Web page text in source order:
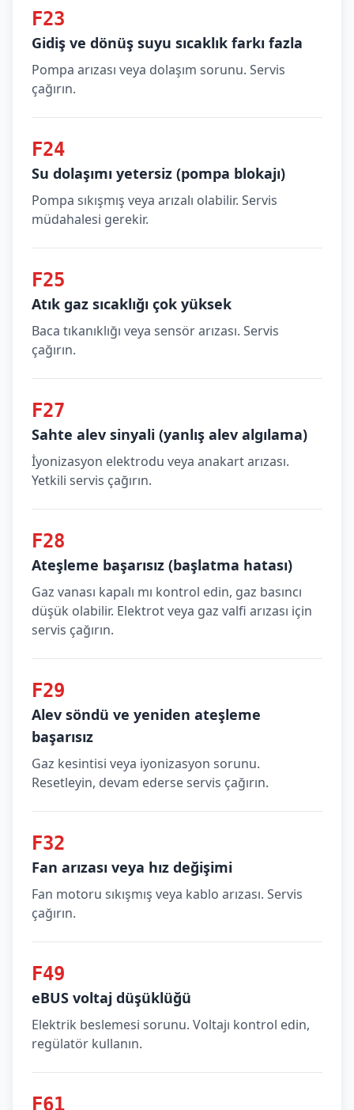
F23
Gidiş ve dönüş suyu sıcaklık farkı fazla
Pompa arızası veya dolaşım sorunu. Servis
çağırın.
F24
Su dolaşımı yetersiz (pompa blokajı)
Pompa sıkışmış veya arızalı olabilir. Servis
müdahalesi gerekir.
F25
Atık gaz sıcaklığı çok yüksek
Baca tıkanıklığı veya sensör arızası. Servis
çağırın.
F27
Sahte alev sinyali (yanlış alev algılama)
İyonizasyon elektrodu veya anakart arızası.
Yetkili servis çağırın.
F28
Ateşleme başarısız (başlatma hatası)
Gaz vanası kapalı mı kontrol edin, gaz basıncı
düşük olabilir. Elektrot veya gaz valfi arızası için
servis çağırın.
F29
Alev söndü ve yeniden ateşleme
başarısız
Gaz kesintisi veya iyonizasyon sorunu.
Resetleyin, devam ederse servis çağırın.
F32
Fan arızası veya hız değişimi
Fan motoru sıkışmış veya kablo arızası. Servis
çağırın.
F49
eBUS voltaj düşüklüğü
Elektrik beslemesi sorunu. Voltajı kontrol edin,
regülatör kullanın.
F61